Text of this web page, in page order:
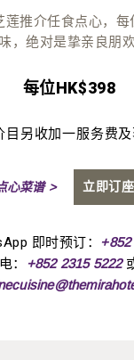
莲推介任食点心，
，绝对是挚亲良朋
每位HK$398
目另收加一服务费及
心菜谱 > 立即订座
即时预订：
： +852 2315 5222